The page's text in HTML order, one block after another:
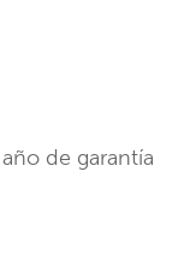
de garantía